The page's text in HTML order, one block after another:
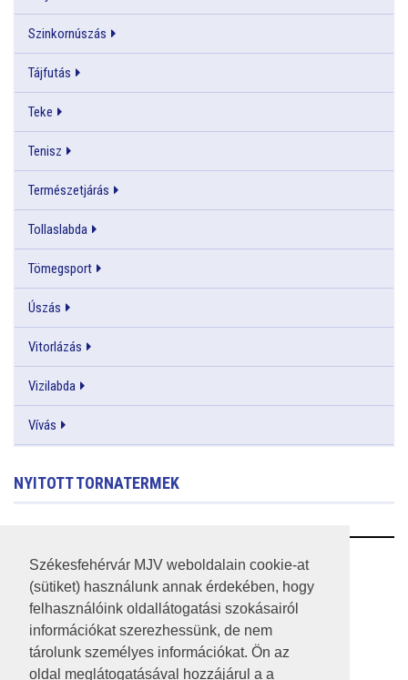
Székesfehérvár MJV weboldalain cookie-at
(sütiket) használunk annak érdekében, hogy
felhasználóink oldallátogatási szokásairól
információkat szerezhessünk, de nem
tárolunk személyes információkat. Ön az
oldal meglátogatásával hozzájárul a a
Szinkornúszás
Tájfutás
Teke
Tenisz
Természetjárás
Tollaslabda
Tömegsport
Úszás
Vitorlázás
Vizilabda
Vívás
NYITOTT TORNATERMEK
RSS
A HONLAP 2017.03.31-I ÁLLAPOTA
JOGI NYILATKOZAT
IMPRESSZUM